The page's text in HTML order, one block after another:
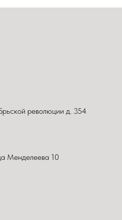
революции д. 354
Менделеева 10